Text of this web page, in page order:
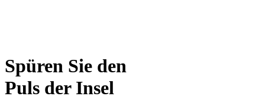
Spüren Sie den
Puls der Insel